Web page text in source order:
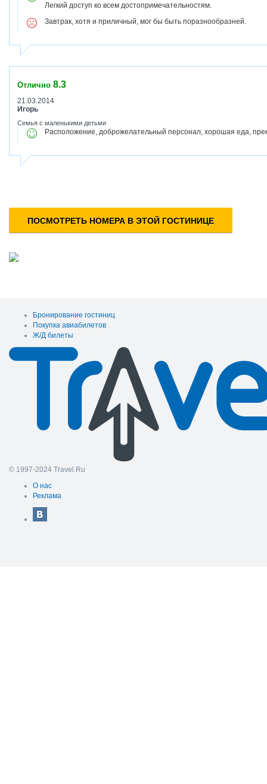
Легкий доступ ко всем достопримечательностям.
Завтрак, хотя и приличный, мог бы быть поразнообразней.
Отлично 8.3
21.03.2014
Игорь
Семья с маленькими детьми
Расположение, доброжелательный персонал, хорошая еда,
ПОСМОТРЕТЬ НОМЕРА В ЭТОЙ ГОСТИНИЦЕ
Бронирование гостиниц
Покупка авиабилетов
Ж/Д билеты
© 1997-2024 Travel.Ru
О нас
Реклама